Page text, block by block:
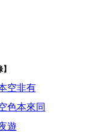
空非有
色本來同
遊